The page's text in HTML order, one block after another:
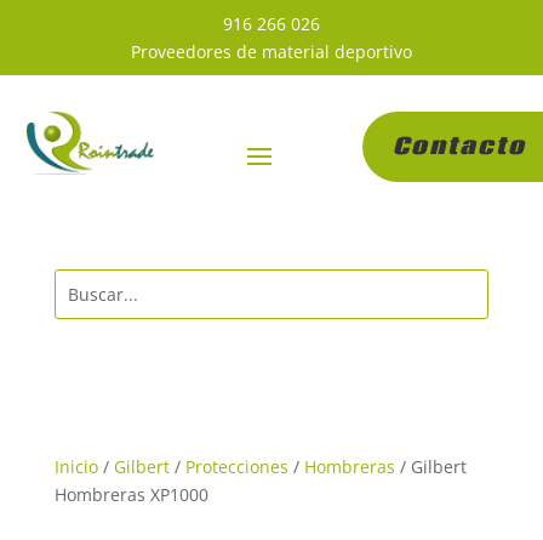
916 266 026
Proveedores de material deportivo
Contacto
Inicio/ Gilbert/ Protecciones / Hombreras / Gilbert
Hombreras XP1000